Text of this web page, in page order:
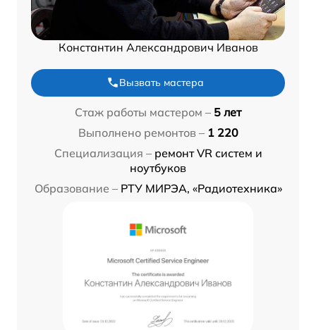
Константин Александрович Иванов
Вызвать мастера
Стаж работы мастером – 5 лет
Выполнено ремонтов – 1 220
Специализация – ремонт VR систем и
ноутбуков
Образование – РТУ МИРЭА, «Радиотехника»